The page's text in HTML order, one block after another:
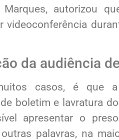
autorizou
da audiência
casos, é que
boletim e lavratura
apresentar o
palavras, na